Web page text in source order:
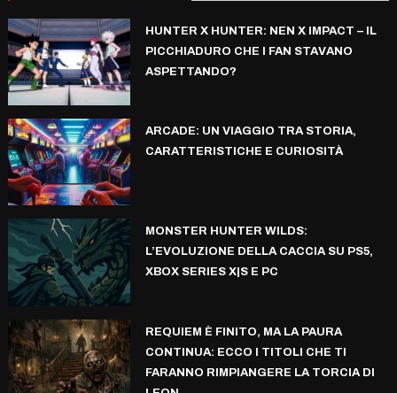
HUNTER X HUNTER: NEN X IMPACT – IL
PICCHIADURO CHE I FAN STAVANO
ASPETTANDO?
ARCADE: UN VIAGGIO TRA STORIA,
CARATTERISTICHE E CURIOSITÀ
MONSTER HUNTER WILDS:
L’EVOLUZIONE DELLA CACCIA SU PS5,
XBOX SERIES X|S E PC
REQUIEM È FINITO, MA LA PAURA
CONTINUA: ECCO I TITOLI CHE TI
FARANNO RIMPIANGERE LA TORCIA DI